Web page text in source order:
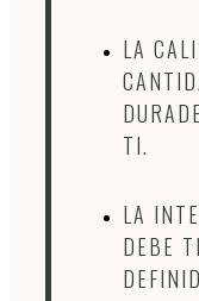
LA
TI.
LA
DEBE